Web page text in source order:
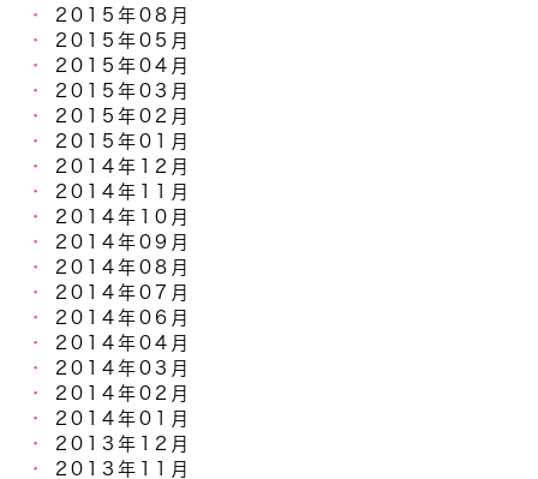
2015年08月
2015年05月
2015年04月
2015年03月
2015年02月
2015年01月
2014年12月
2014年11月
2014年10月
2014年09月
2014年08月
2014年07月
2014年06月
2014年04月
2014年03月
2014年02月
2014年01月
2013年12月
2013年11月